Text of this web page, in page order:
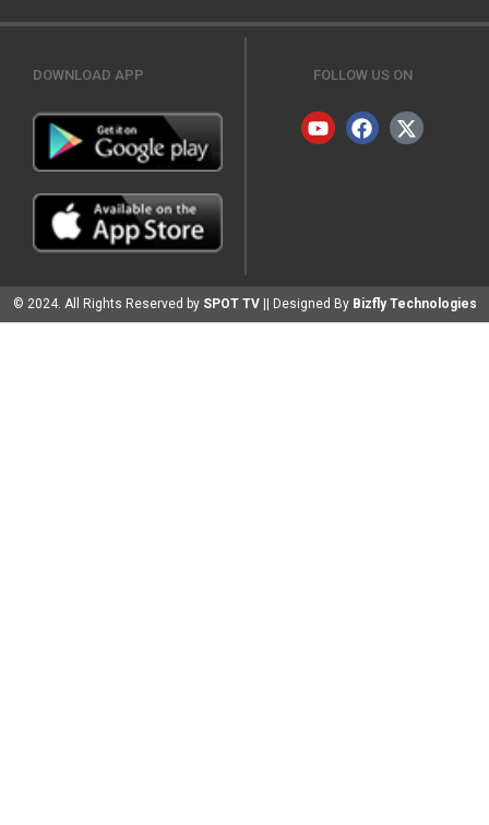
DOWNLOAD APP FOLLOW US ON
© 2024. All Rights Reserved by SPOT TV || Designed By Bizfly Technologies